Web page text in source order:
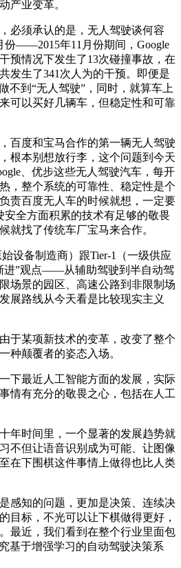
产业变革。
须承认的是，无人驾驶谈何容
份——2015年11月份期间，Google
预情况下发生了13次碰撞事故，在
发生了341次人为的干预。即便是
不到“无人驾驶”，同时，就算车上
可以买好几辆车，但稳定性和可靠
度和宝马合作的第一辆无人驾驶
根本别想放行李，这个问题到今天
、优步这些无人驾驶汽车，每开
，整个系统的可靠性、稳定性是个
责百度无人车的时候就想，一定要
安全方面积累的技术有足够的敬畏
就找了传统车厂宝马来合作。
备制造商）跟Tier-1（一级供应
进”观点——从辅助驾驶到半自动驾
场景的园区、高速公路到非限制场
展路线从今天看是比较现实主义
某项新技术的变革，改变了整个
种颠覆者的姿态入场。
最近人工智能方面的发展，实际
情有充分的敬畏之心，包括在人工
时间里，一个显著的发展趋势就
不但让语音识别成为可能、让图像
在下围棋这件事情上做得也比人类
知的问题，更加是决策、连续决
目标，不光可以让下棋做得更好，
最近，我们看到在整个行业里面包
基于增强学习的自动驾驶决策系